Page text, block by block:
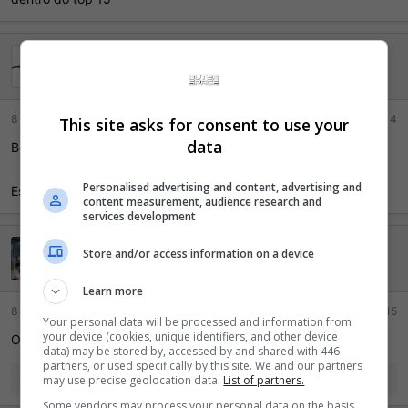
8 Junho 2026 #714
Bora collet
Essa bandeira vermelha só pra ferrar com meu sono
Kimer
8 Junho 2026 #715
O motor do Caio quebrou pqp
Crude Dude
This site asks for consent to use your
data
Personalised advertising and content, advertising and
content measurement, audience research and
services development
Store and/or access information on a device
Learn more
Your personal data will be processed and information from
your device (cookies, unique identifiers, and other device
data) may be stored by, accessed by and shared with 446
partners, or used specifically by this site. We and our partners
may use precise geolocation data. List of partners.